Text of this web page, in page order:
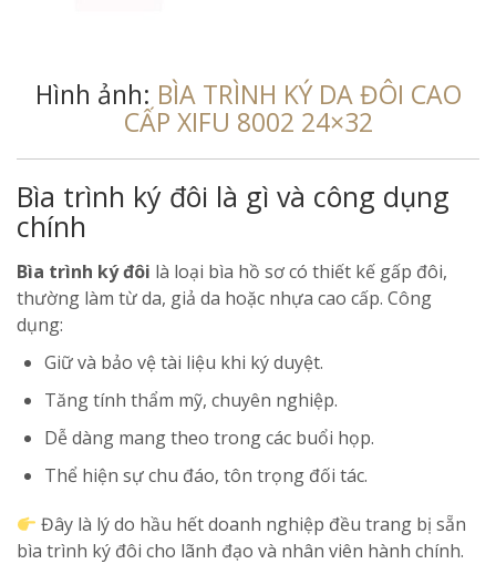
Hình ảnh: BÌA TRÌNH KÝ DA ĐÔI CAO
CẤP XIFU 8002 24×32
Bìa trình ký đôi là gì và công dụng
chính
Bìa trình ký đôi là loại bìa hồ sơ có thiết kế gấp đôi,
thường làm từ da, giả da hoặc nhựa cao cấp. Công
dụng:
Giữ và bảo vệ tài liệu khi ký duyệt.
Tăng tính thẩm mỹ, chuyên nghiệp.
Dễ dàng mang theo trong các buổi họp.
Thể hiện sự chu đáo, tôn trọng đối tác.
Đây là lý do hầu hết doanh nghiệp đều trang bị sẵn
bìa trình ký đôi cho lãnh đạo và nhân viên hành chính.